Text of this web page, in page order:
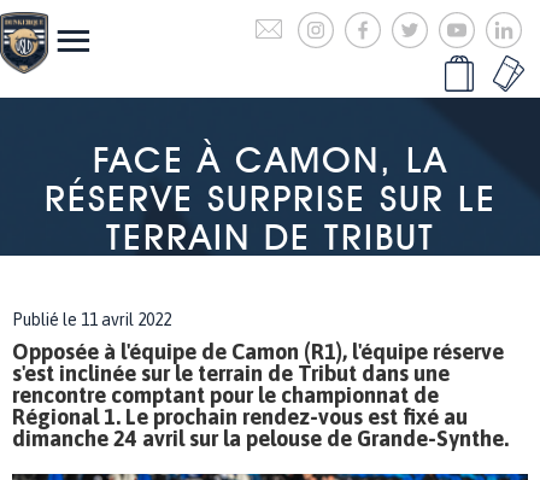
FACE À CAMON, LA
RÉSERVE SURPRISE SUR LE
TERRAIN DE TRIBUT
Publié le 11 avril 2022
Opposée à l'équipe de Camon (R1), l'équipe réserve
s'est inclinée sur le terrain de Tribut dans une
rencontre comptant pour le championnat de
Régional 1. Le prochain rendez-vous est fixé au
dimanche 24 avril sur la pelouse de Grande-Synthe.